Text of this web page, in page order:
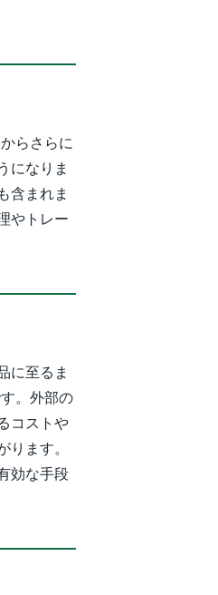
らさらに
になりま
含まれま
やトレー
に至るま
。外部の
コストや
ます。
効な手段